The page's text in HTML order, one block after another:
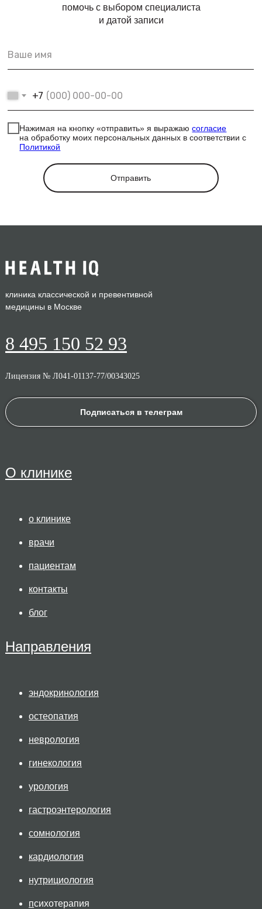
помочь с выбором специалиста
и датой записи
+7
Нажимая на кнопку «отправить» я выражаюсогласие
на обработку моих персональных данных в соответствии с
Политикой
Отправить
О клинике
Лицензия № Л041-01137-77/00343025
эндокринология
остеопатия
неврология
гинекология
урология
Направления
гастроэнтерология
сомнология
кардиология
нутрициология
психотерапия
о клинике
врачи
пациентам
контакты
блог
8 495 150 52 93
клиника классической и превентивной
медицины в Москве
Подписаться в телеграм